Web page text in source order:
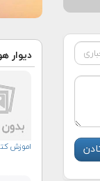
دیوار
اموزش